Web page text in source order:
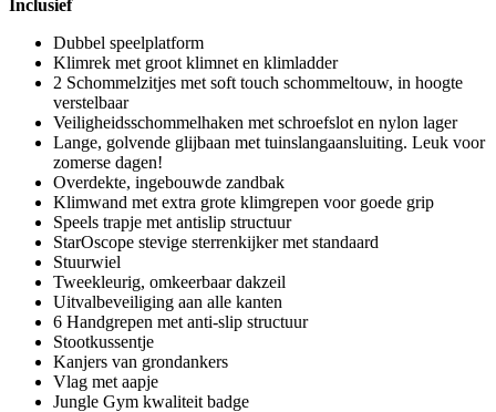
Inclusief
Dubbel speelplatform
Klimrek met groot klimnet en klimladder
2 Schommelzitjes met soft touch schommeltouw, in hoogte
verstelbaar
Veiligheidsschommelhaken met schroefslot en nylon lager
Lange, golvende glijbaan met tuinslangaansluiting. Leuk voor
zomerse dagen!
Overdekte, ingebouwde zandbak
Klimwand met extra grote klimgrepen voor goede grip
Speels trapje met antislip structuur
StarOscope stevige sterrenkijker met standaard
Stuurwiel
Tweekleurig, omkeerbaar dakzeil
Uitvalbeveiliging aan alle kanten
6 Handgrepen met anti-slip structuur
Stootkussentje
Kanjers van grondankers
Vlag met aapje
Jungle Gym kwaliteit badge